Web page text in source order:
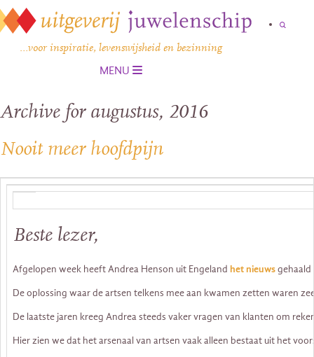
…voor inspiratie, levenswijsheid en bezinning
MENU
Archive for augustus, 2016
Nooit meer hoofdpijn
Beste lezer,
Afgelopen week heeft Andrea Henson uit Engeland het nieuwsgehaald
De oplossing waar de artsen telkens mee aan kwamen zetten waren
De laatste jaren kreeg Andrea steeds vaker vragen van klanten om
Hier zien we dat het arsenaal van artsen vaak alleen bestaat uit het